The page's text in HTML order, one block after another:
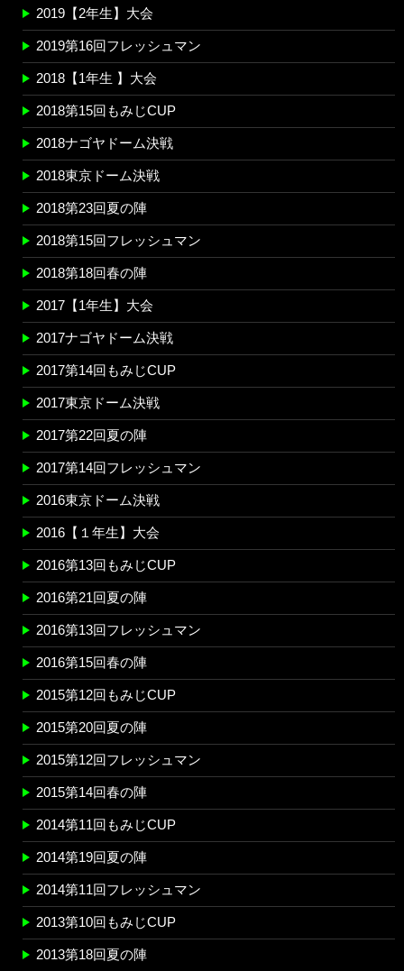
2019【2年生】大会
2019第16回フレッシュマン
2018【1年生 】大会
2018第15回もみじCUP
2018ナゴヤドーム決戦
2018東京ドーム決戦
2018第23回夏の陣
2018第15回フレッシュマン
2018第18回春の陣
2017【1年生】大会
2017ナゴヤドーム決戦
2017第14回もみじCUP
2017東京ドーム決戦
2017第22回夏の陣
2017第14回フレッシュマン
2016東京ドーム決戦
2016【１年生】大会
2016第13回もみじCUP
2016第21回夏の陣
2016第13回フレッシュマン
2016第15回春の陣
2015第12回もみじCUP
2015第20回夏の陣
2015第12回フレッシュマン
2015第14回春の陣
2014第11回もみじCUP
2014第19回夏の陣
2014第11回フレッシュマン
2013第10回もみじCUP
2013第18回夏の陣